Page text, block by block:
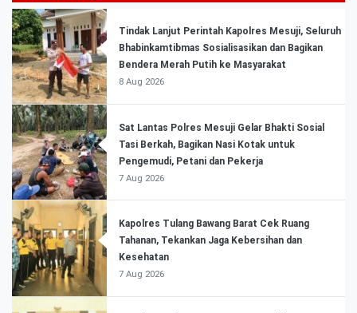
Tindak Lanjut Perintah Kapolres Mesuji, Seluruh
Bhabinkamtibmas Sosialisasikan dan Bagikan
Bendera Merah Putih ke Masyarakat
8 Aug 2026
Sat Lantas Polres Mesuji Gelar Bhakti Sosial
Tasi Berkah, Bagikan Nasi Kotak untuk
Pengemudi, Petani dan Pekerja
7 Aug 2026
Kapolres Tulang Bawang Barat Cek Ruang
Tahanan, Tekankan Jaga Kebersihan dan
Kesehatan
7 Aug 2026